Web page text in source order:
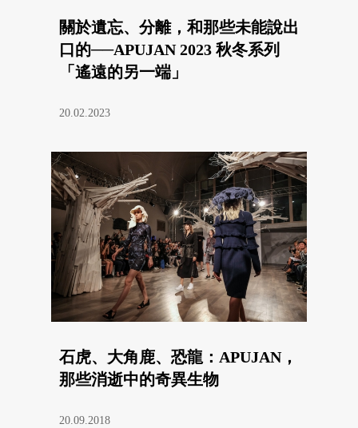
關於遺忘、分離，和那些未能說出
口的──APUJAN 2023 秋冬系列
「遙遠的另一端」
20.02.2023
石虎、大角鹿、恐龍：APUJAN，
那些消逝中的奇異生物
20.09.2018